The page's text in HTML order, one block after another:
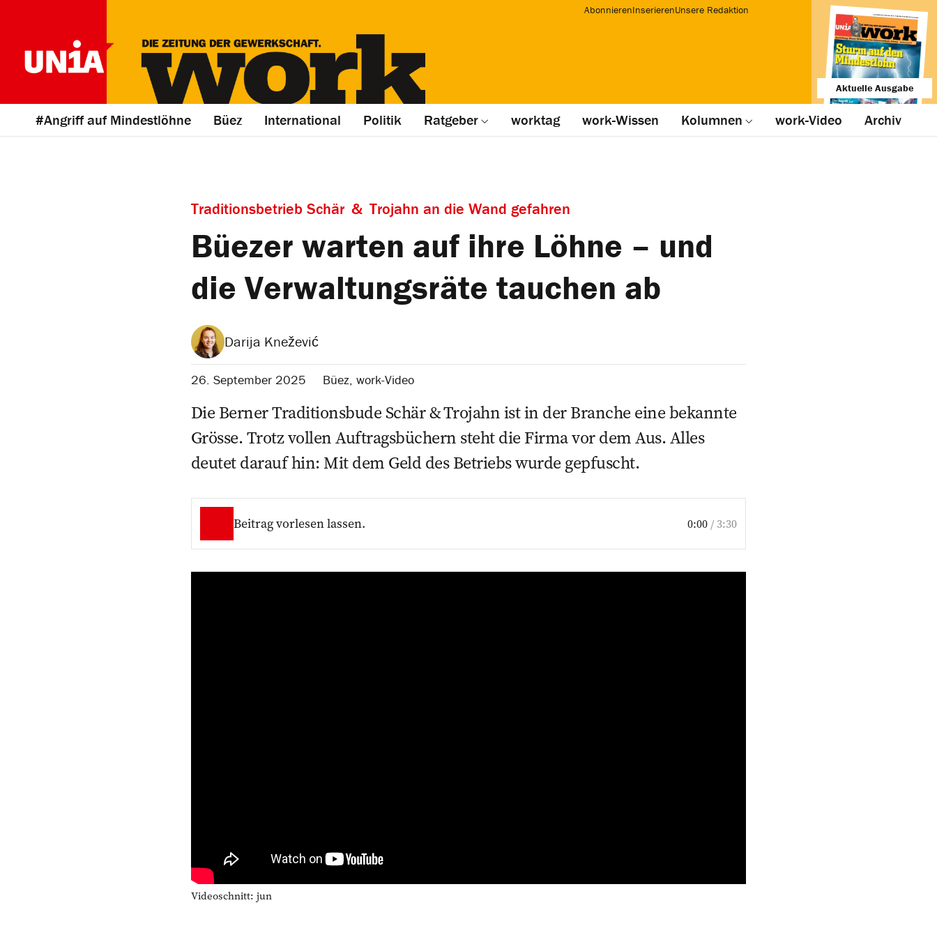
AbonnierenInserierenUnsere Redaktion
Aktuelle Ausgabe
#Angriff auf Mindestlöhne Büez International Politik Ratgeber worktag work-Wissen Kolumnen work-Video Archiv
Traditionsbetrieb Schär & Trojahn an die Wand gefahren
Büezer warten auf ihre Löhne – und
die Verwaltungsräte tauchen ab
Darija Knežević
26. September 2025 Büez, work-Video
Die Berner Traditionsbude Schär & Trojahn ist in der Branche eine bekannte
Grösse. Trotz vollen Auftragsbüchern steht die Firma vor dem Aus. Alles
deutet darauf hin: Mit dem Geld des Betriebs wurde gepfuscht.
Beitrag vorlesen lassen. 0:00 / 3:30
Videoschnitt: jun